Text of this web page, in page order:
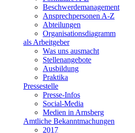
Beschwerdemanagement
Ansprechpersonen A-Z
Abteilungen
Organisationsdiagramm
als Arbeitgeber
Was uns ausmacht
Stellenangebote
Ausbildung
Praktika
Pressestelle
Presse-Infos
Social-Media
Medien in Arnsberg
Amtliche Bekanntmachungen
2017